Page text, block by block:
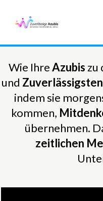
Wie IhreAzubiszu
und Zuverlässigsten
indem sie
kommen,
übernehmen.
zeitlichen